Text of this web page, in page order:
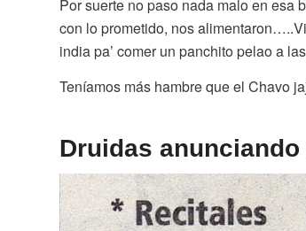
Por suerte no paso nada malo en esa
con lo prometido, nos
india pa’ comer un panchito pelao a
Teníamos más hambre que el Chavo
Druidas